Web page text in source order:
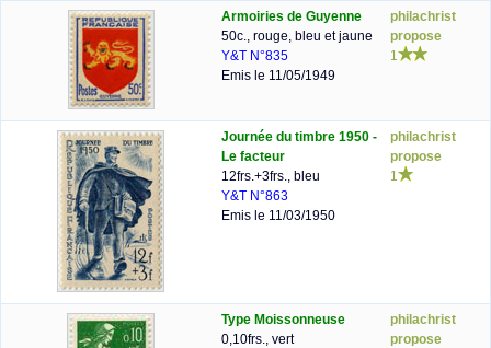
Armoiries de Guyenne
50c., rouge, bleu et jaune
Y&T N°835
Emis le 11/05/1949
philachrist
propose
1
Journée du timbre 1950 -
Le facteur
12frs.+3frs., bleu
Y&T N°863
Emis le 11/03/1950
philachrist
propose
1
Type Moissonneuse
0,10frs., vert
philachrist
propose